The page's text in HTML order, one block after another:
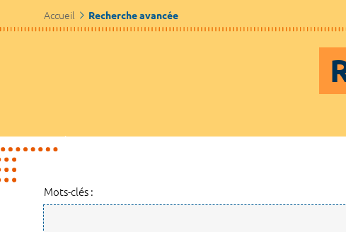
Accueil Recherche avancée
Mots-clés :